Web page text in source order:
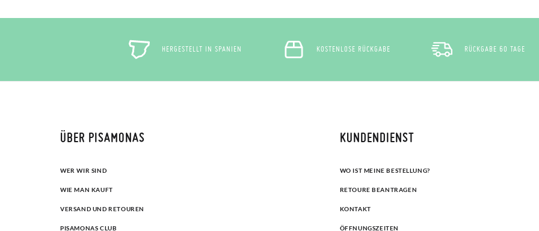
HERGESTELLT IN SPANIEN KOSTENLOSE RÜCKGABE RÜCKGABE 60 TAGE
ÜBER PISAMONAS
WER WIR SIND
WIE MAN KAUFT
VERSAND UND RETOUREN
PISAMONAS CLUB
KUNDENDIENST
WO IST MEINE BESTELLUNG?
RETOURE BEANTRAGEN
KONTAKT
ÖFFNUNGSZEITEN